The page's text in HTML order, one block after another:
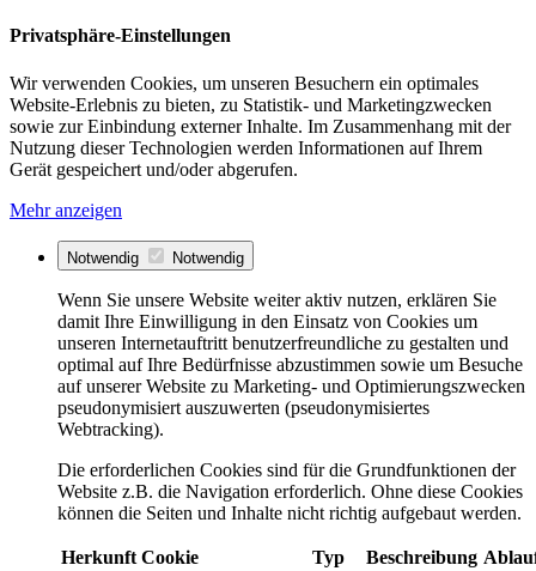
Privatsphäre-Einstellungen
Wir verwenden Cookies, um unseren Besuchern ein optimales
Website-Erlebnis zu bieten, zu Statistik- und Marketingzwecken
sowie zur Einbindung externer Inhalte. Im Zusammenhang mit der
Nutzung dieser Technologien werden Informationen auf Ihrem
Gerät gespeichert und/oder abgerufen.
Mehr anzeigen
Notwendig Notwendig
Wenn Sie unsere Website weiter aktiv nutzen, erklären Sie
damit Ihre Einwilligung in den Einsatz von Cookies um
unseren Internetauftritt benutzerfreundliche zu gestalten und
optimal auf Ihre Bedürfnisse abzustimmen sowie um Besuche
auf unserer Website zu Marketing- und Optimierungszwecken
pseudonymisiert auszuwerten (pseudonymisiertes
Webtracking).
Die erforderlichen Cookies sind für die Grundfunktionen der
Website z.B. die Navigation erforderlich. Ohne diese Cookies
können die Seiten und Inhalte nicht richtig aufgebaut werden.
Herkunft Cookie Typ Beschreibung